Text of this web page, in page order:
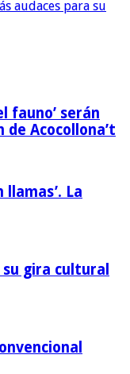
audaces para su
fauno’ serán
de Acocollona’t
llamas’. La
gira cultural